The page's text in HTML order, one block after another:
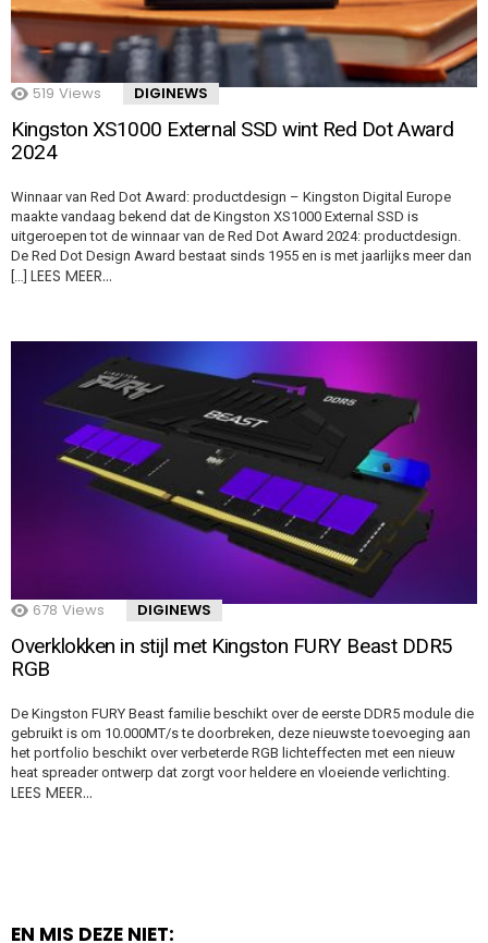
519 Views DIGINEWS
Kingston XS1000 External SSD wint Red Dot Award
2024
Winnaar van Red Dot Award: productdesign – Kingston Digital Europe
maakte vandaag bekend dat de Kingston XS1000 External SSD is
uitgeroepen tot de winnaar van de Red Dot Award 2024: productdesign.
De Red Dot Design Award bestaat sinds 1955 en is met jaarlijks meer dan
[…] LEES MEER…
678 Views DIGINEWS
Overklokken in stijl met Kingston FURY Beast DDR5
RGB
De Kingston FURY Beast familie beschikt over de eerste DDR5 module die
gebruikt is om 10.000MT/s te doorbreken, deze nieuwste toevoeging aan
het portfolio beschikt over verbeterde RGB lichteffecten met een nieuw
heat spreader ontwerp dat zorgt voor heldere en vloeiende verlichting.
LEES MEER…
EN MIS DEZE NIET: